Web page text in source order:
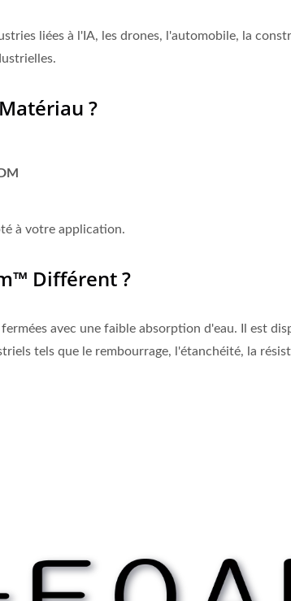
liées à l'IA, les drones, l'automobile, la
?
à votre application.
Différent ?
avec une faible absorption d'eau. Il est
tels que le rembourrage, l'étanchéité, la